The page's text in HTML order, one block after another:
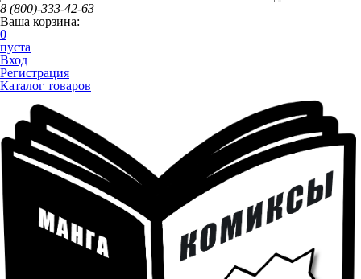
8 (800)-333-42-63
Ваша корзина:
0
пуста
Вход
Регистрация
Каталог товаров